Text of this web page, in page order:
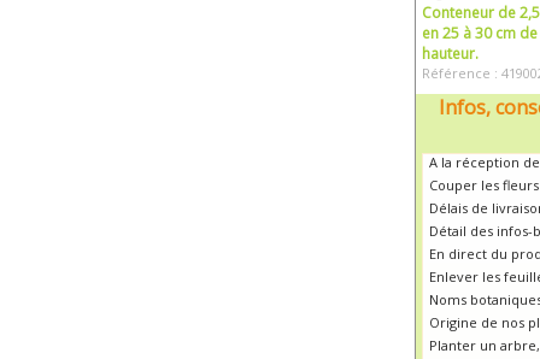
Conteneur de
en 25 à 30 cm de
hauteur.
Référence :
Infos,
A la réception
Couper les
Délais de
Détail des infos-
En direct du
Enlever les
Noms
Origine de nos
Planter un